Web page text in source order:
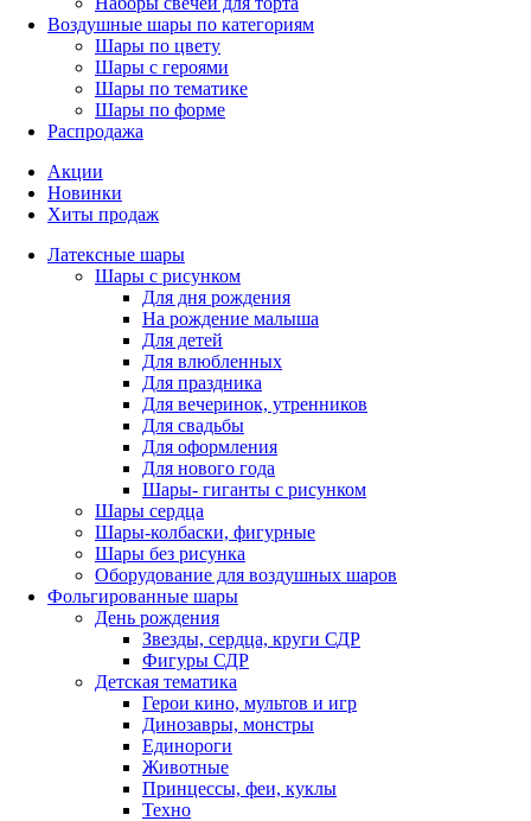
Воздушные шары по категориям
Шары по цвету
Шары с героями
Шары по тематике
Шары по форме
Распродажа
Акции
Новинки
Хиты продаж
Латексные шары
Шары с рисунком
Для дня рождения
На рождение малыша
Для детей
Для влюбленных
Для праздника
Для вечеринок, утренников
Для свадьбы
Для оформления
Для нового года
Шары- гиганты с рисунком
Шары сердца
Шары-колбаски, фигурные
Шары без рисунка
Оборудование для воздушных шаров
Фольгированные шары
День рождения
Звезды, сердца, круги СДР
Фигуры СДР
Детская тематика
Герои кино, мультов и игр
Динозавры, монстры
Единороги
Животные
Принцессы, феи, куклы
Техно